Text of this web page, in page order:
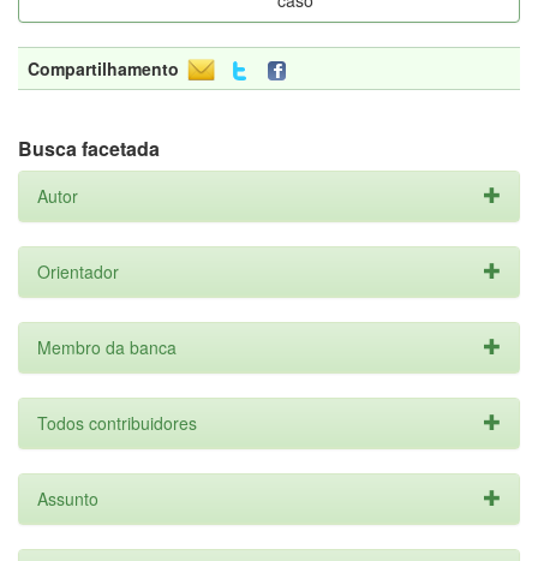
Compartilhamento
Busca facetada
Autor
Orientador
Membro da banca
Todos contribuidores
Assunto